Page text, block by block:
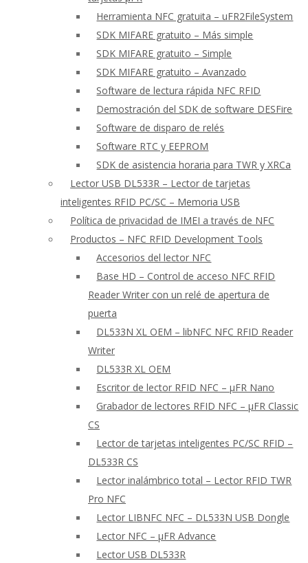
Herramienta NFC gratuita – uFR2FileSystem
SDK MIFARE gratuito – Más simple
SDK MIFARE gratuito – Simple
SDK MIFARE gratuito – Avanzado
Software de lectura rápida NFC RFID
Demostración del SDK de software DESFire
Software de disparo de relés
Software RTC y EEPROM
SDK de asistencia horaria para TWR y XRCa
Lector USB DL533R – Lector de tarjetas
inteligentes RFID PC/SC – Memoria USB
Política de privacidad de IMEI a través de NFC
Productos – NFC RFID Development Tools
Accesorios del lector NFC
Base HD – Control de acceso NFC RFID
Reader Writer con un relé de apertura de
puerta
DL533N XL OEM – libNFC NFC RFID Reader
Writer
DL533R XL OEM
Escritor de lector RFID NFC – μFR Nano
Grabador de lectores RFID NFC – μFR Classic
CS
Lector de tarjetas inteligentes PC/SC RFID –
DL533R CS
Lector inalámbrico total – Lector RFID TWR
Pro NFC
Lector LIBNFC NFC – DL533N USB Dongle
Lector NFC – μFR Advance
Lector USB DL533R